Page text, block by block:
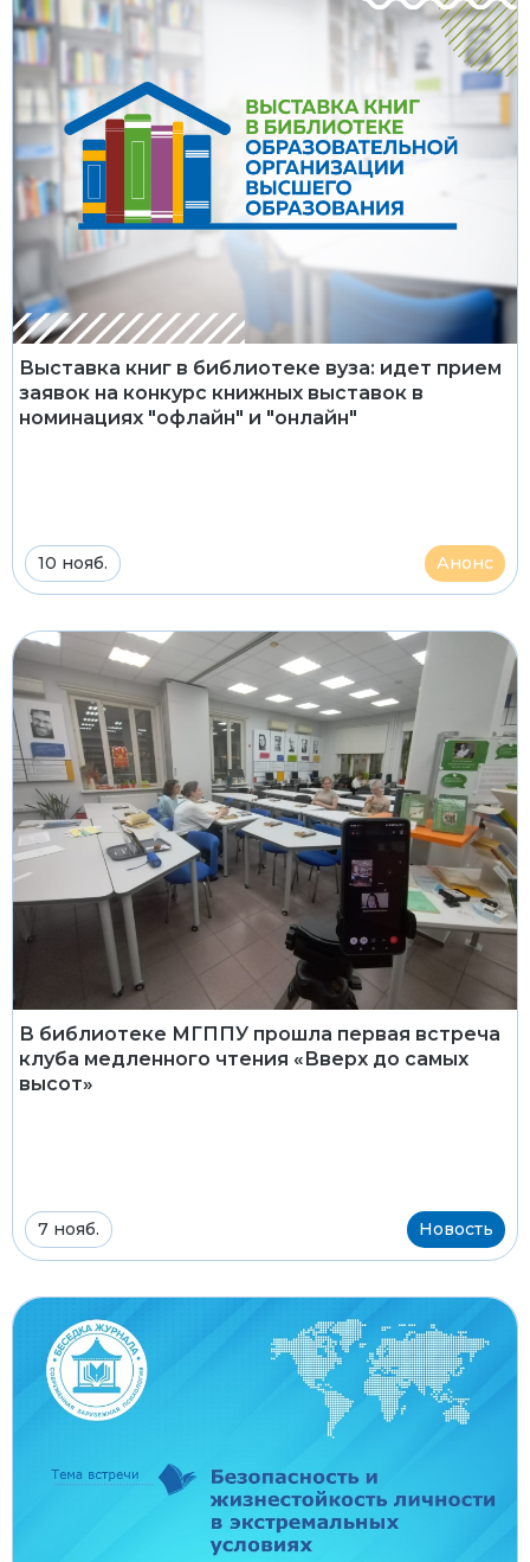
Выставка книг в библиотеке вуза: идет прием
заявок на конкурс книжных выставок в
номинациях "офлайн" и "онлайн"
10 нояб. Анонс
В библиотеке МГППУ прошла первая встреча
клуба медленного чтения «Вверх до самых
высот»
7 нояб. Новость